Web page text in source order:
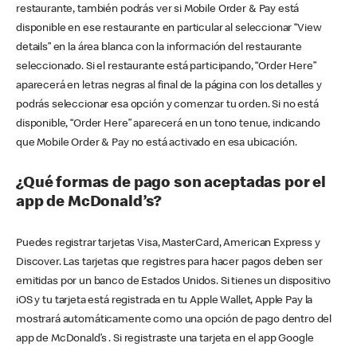
restaurante, también podrás ver si Mobile Order & Pay está
disponible en ese restaurante en particular al seleccionar “View
details” en la área blanca con la información del restaurante
seleccionado. Si el restaurante está participando, “Order Here”
aparecerá en letras negras al final de la página con los detalles y
podrás seleccionar esa opción y comenzar tu orden. Si no está
disponible, “Order Here” aparecerá en un tono tenue, indicando
que Mobile Order & Pay no está activado en esa ubicación.
¿Qué formas de pago son aceptadas por el
app de McDonald’s?
Puedes registrar tarjetas Visa, MasterCard, American Express y
Discover. Las tarjetas que registres para hacer pagos deben ser
emitidas por un banco de Estados Unidos. Si tienes un dispositivo
iOS y tu tarjeta está registrada en tu Apple Wallet, Apple Pay la
mostrará automáticamente como una opción de pago dentro del
app de McDonald’s . Si registraste una tarjeta en el app Google